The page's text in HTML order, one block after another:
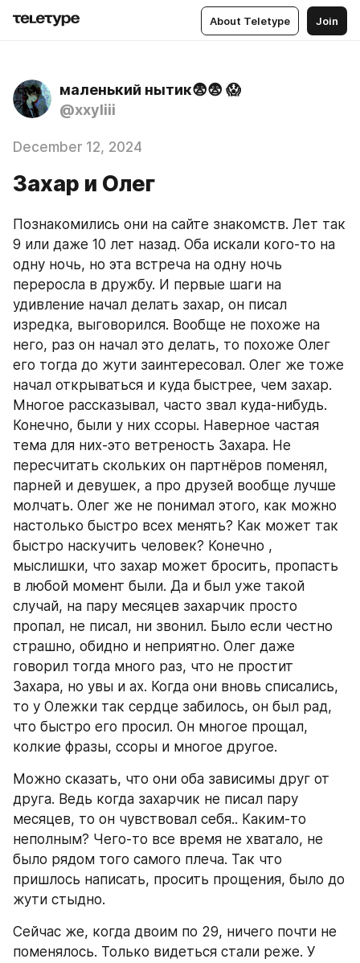
About Teletype Join
маленький нытик😨😨 😱
@xxyliii
December 12, 2024
Захар и Олег
Познакомились они на сайте знакомств. Лет так
9 или даже 10 лет назад. Оба искали кого-то на
одну ночь, но эта встреча на одну ночь
переросла в дружбу. И первые шаги на
удивление начал делать захар, он писал
изредка, выговорился. Вообще не похоже на
него, раз он начал это делать, то похоже Олег
его тогда до жути заинтересовал. Олег же тоже
начал открываться и куда быстрее, чем захар.
Многое рассказывал, часто звал куда-нибудь.
Конечно, были у них ссоры. Наверное частая
тема для них-это ветреность Захара. Не
пересчитать скольких он партнёров поменял,
парней и девушек, а про друзей вообще лучше
молчать. Олег же не понимал этого, как можно
настолько быстро всех менять? Как может так
быстро наскучить человек? Конечно ,
мыслишки, что захар может бросить, пропасть
в любой момент были. Да и был уже такой
случай, на пару месяцев захарчик просто
пропал, не писал, ни звонил. Было если честно
страшно, обидно и неприятно. Олег даже
говорил тогда много раз, что не простит
Захара, но увы и ах. Когда они вновь списались,
то у Олежки так сердце забилось, он был рад,
что быстро его просил. Он многое прощал,
колкие фразы, ссоры и многое другое.
Можно сказать, что они оба зависимы друг от
друга. Ведь когда захарчик не писал пару
месяцев, то он чувствовал себя.. Каким-то
неполным? Чего-то все время не хватало, не
было рядом того самого плеча. Так что
пришлось написать, просить прощения, было до
жути стыдно.
Сейчас же, когда двоим по 29, ничего почти не
поменялось. Только видеться стали реже. У